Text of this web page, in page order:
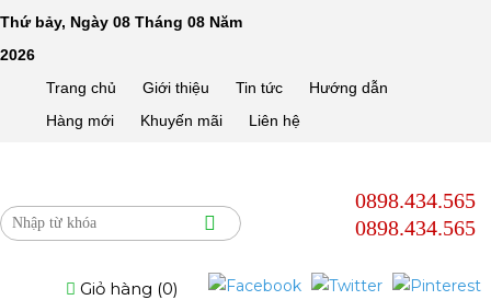
Thứ bảy, Ngày 08 Tháng 08 Năm
2026
Trang chủ
Giới thiệu Tin tức
Hướng dẫn
Hàng mới
Khuyến mãi Liên hệ
0898.434.565
0898.434.565
Giỏ hàng (0)